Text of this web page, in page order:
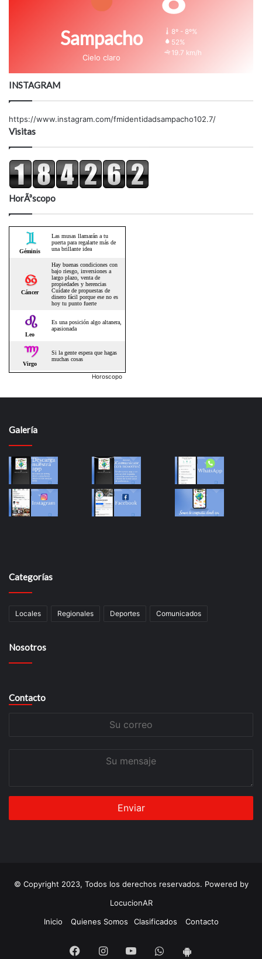
Sampacho
Cielo claro
8º - 8º%
52%
19.7 km/h
INSTAGRAM
https://www.instagram.com/fmidentidadsampacho102.7/
Visitas
HorÃ³scopo
Horoscopo
Galería
Categorías
Locales Regionales Deportes Comunicados
Nosotros
Contacto
© Copyright 2023, Todos los derechos reservados. Powered by
LocucionAR
Inicio
Quienes Somos Clasificados Contacto
FacebookInstagramYoutubeWhatsapp